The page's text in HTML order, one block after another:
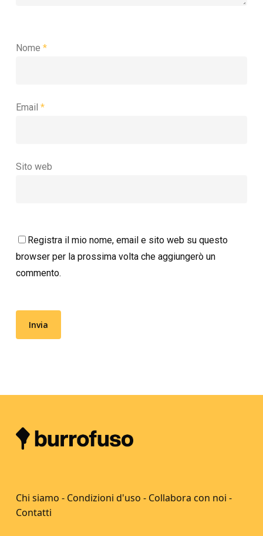
Nome *
Email *
Sito web
Registra il mio nome, email e sito web su questo
browser per la prossima volta che aggiungerò un
commento.
Chi siamo - Condizioni d'uso - Collabora con noi -
Contatti